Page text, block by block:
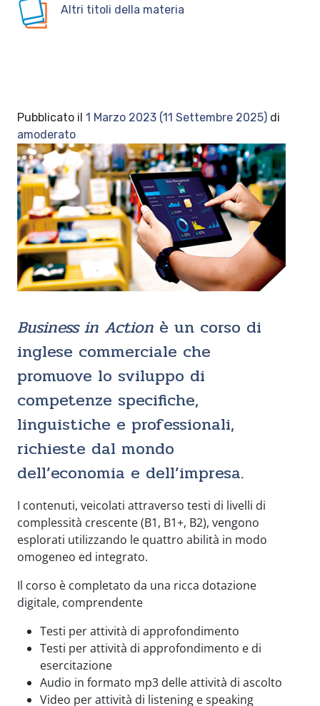
Altri titoli della materia
Pubblicato il 1 Marzo 2023 (11 Settembre 2025) di
amoderato
Business in Action è un corso di
inglese commerciale che
promuove lo sviluppo di
competenze specifiche,
linguistiche e professionali,
richieste dal mondo
dell’economia e dell’impresa.
I contenuti, veicolati attraverso testi di livelli di
complessità crescente (B1, B1+, B2), vengono
esplorati utilizzando le quattro abilità in modo
omogeneo ed integrato.
Il corso è completato da una ricca dotazione
digitale, comprendente
Testi per attività di approfondimento
Testi per attività di approfondimento e di
esercitazione
Audio in formato mp3 delle attività di ascolto
Video per attività di listening e speaking